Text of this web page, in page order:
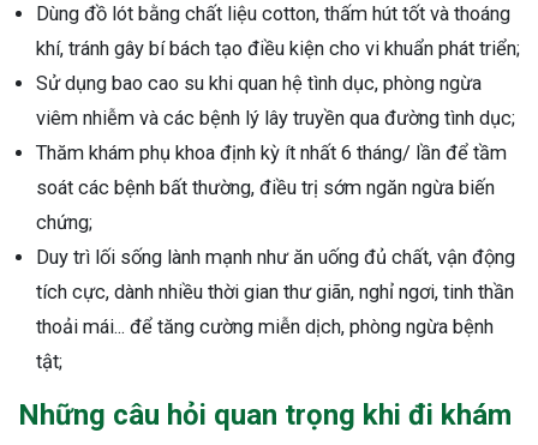
Dùng đồ lót bằng chất liệu cotton, thấm hút tốt và thoáng
khí, tránh gây bí bách tạo điều kiện cho vi khuẩn phát triển;
Sử dụng bao cao su khi quan hệ tình dục, phòng ngừa
viêm nhiễm và các bệnh lý lây truyền qua đường tình dục;
Thăm khám phụ khoa định kỳ ít nhất 6 tháng/ lần để tầm
soát các bệnh bất thường, điều trị sớm ngăn ngừa biến
chứng;
Duy trì lối sống lành mạnh như ăn uống đủ chất, vận động
tích cực, dành nhiều thời gian thư giãn, nghỉ ngơi, tinh thần
thoải mái... để tăng cường miễn dịch, phòng ngừa bệnh
tật;
Những câu hỏi quan trọng khi đi khám